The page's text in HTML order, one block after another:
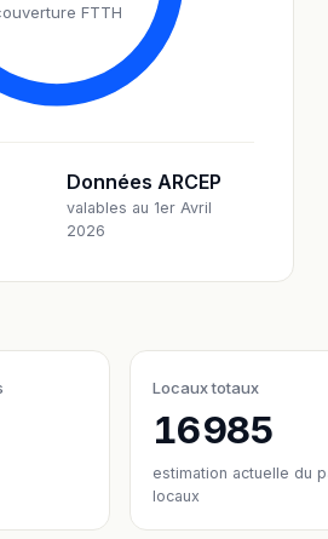
FTTH
Données ARCEP
valables au 1er Avril
2026
Locaux totaux
16 985
estimation actuelle du
locaux